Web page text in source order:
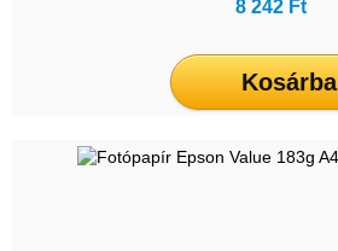
8 242 Ft
Kosárba